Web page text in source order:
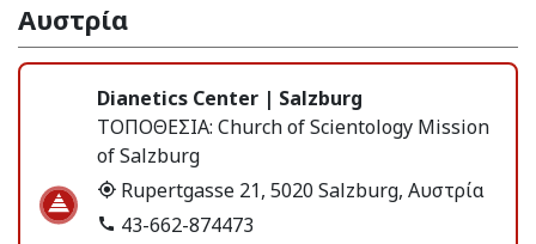
Αυστρία
Dianetics Center | Salzburg
ΤΟΠΟΘΕΣΙΑ: Church of Scientology Mission
of Salzburg
Rupertgasse 21, 5020 Salzburg, Αυστρία
43-662-874473